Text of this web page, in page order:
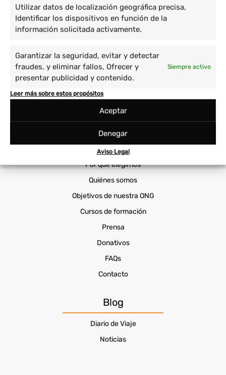
Utilizar datos de localización geográfica precisa,
Identificar los dispositivos en función de la
información solicitada activamente.
Garantizar la seguridad, evitar y detectar
fraudes, y eliminar fallos, Ofrecer y
presentar publicidad y contenido.
Siempre activo
Leer más sobre estos propósitos
Aceptar
Denegar
Aviso Legal
Voluntario en América
Proyectos
Cuidado de niños y enseñanza
Empoderamiento de la mujer
Medio ambiente y animales
Prácticas Universitarias
Sanidad
Voluntariado Corporativo
Voluntariado ONG
Por qué elegirnos
Quiénes somos
Objetivos de nuestra ONG
Cursos de formación
Prensa
Donativos
FAQs
Contacto
Blog
Diario de Viaje
Noticias